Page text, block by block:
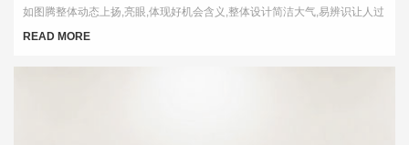
如图腾整体动态上扬,亮眼,体现好机会含义,整体设计简洁大气,易辨识让人过
目不忘
READ MORE